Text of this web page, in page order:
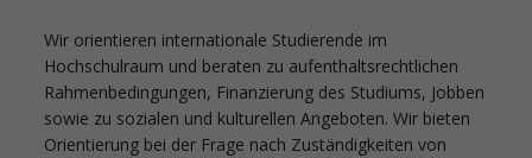
Wir orientieren internationale Studierende im
Hochschulraum und beraten zu aufenthaltsrechtlichen
Rahmenbedingungen, Finanzierung des Studiums, Jobben
sowie zu sozialen und kulturellen Angeboten. Wir bieten
Orientierung bei der Frage nach Zuständigkeiten von